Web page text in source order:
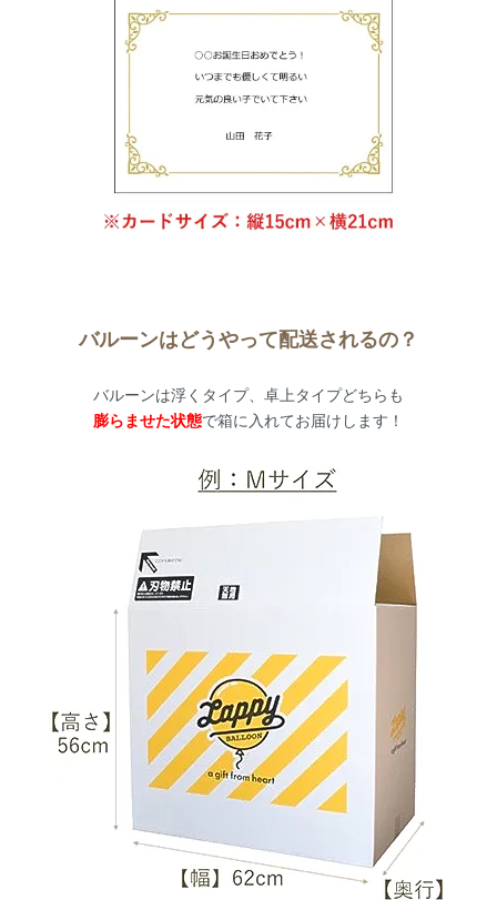
バルーンはどうやって配送されるの？
バルーンは浮くタイプ、卓上タイプどちらも
膨らませた状態で箱に入れてお届けします！